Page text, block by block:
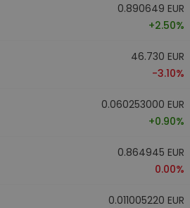
0.890649 EUR
+2.50%
46.730 EUR
-3.10%
0.060253000 EUR
+0.90%
0.864945 EUR
0.00%
0.011005220 EUR